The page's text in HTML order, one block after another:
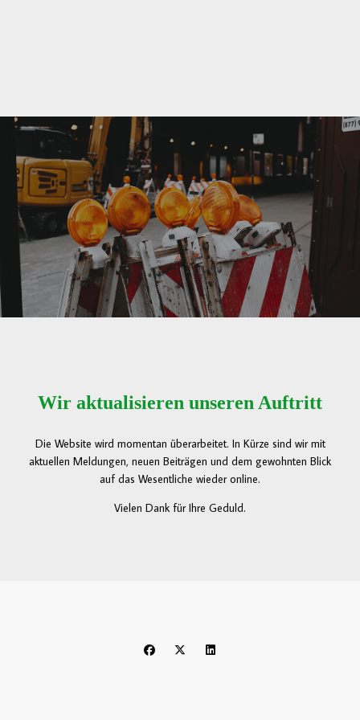
Wir aktualisieren unseren Auftritt
Die Website wird momentan überarbeitet. In Kürze sind wir mit
aktuellen Meldungen, neuen Beiträgen und dem gewohnten Blick
auf das Wesentliche wieder online.
Vielen Dank für Ihre Geduld.